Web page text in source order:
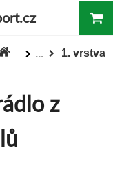
... 1. vrstva
z